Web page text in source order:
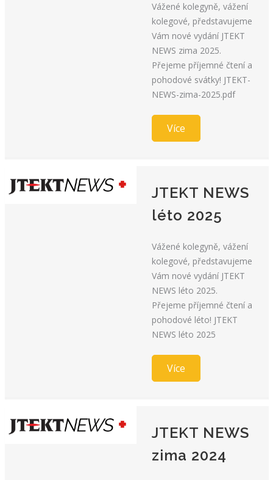
Vážené kolegyně, vážení
kolegové, představujeme
Vám nové vydání JTEKT
NEWS zima 2025.
Přejeme příjemné čtení a
pohodové svátky! JTEKT-
NEWS-zima-2025.pdf
Více
JTEKT NEWS
léto 2025
Vážené kolegyně, vážení
kolegové, představujeme
Vám nové vydání JTEKT
NEWS léto 2025.
Přejeme příjemné čtení a
pohodové léto! JTEKT
NEWS léto 2025
Více
JTEKT NEWS
zima 2024